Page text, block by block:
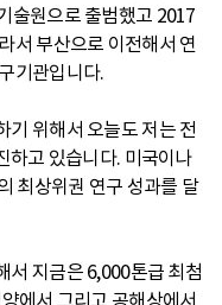
술원으로 출범했고 2017
서 부산으로 이전해서 연
기관입니다.
기 위해서 오늘도 저는 전
하고 있습니다. 미국이나
최상위권 연구 성과를 달
서 지금은 6,000톤급 최첨
에서 그리고 공해상에서